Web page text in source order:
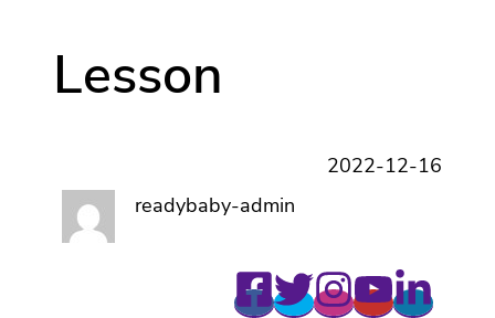
Lesson
2022-12-16
readybaby-admin